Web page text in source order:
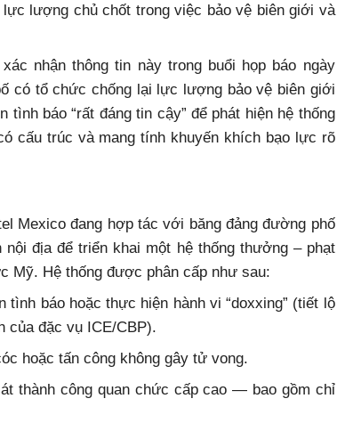
lượng chủ chốt trong việc bảo vệ biên giới và
nhận thông tin này trong buổi họp báo ngày
có tổ chức chống lại lực lượng bảo vệ biên giới
báo “rất đáng tin cậy” để phát hiện hệ thống
cấu trúc và mang tính khuyến khích bạo lực rõ
Mexico đang hợp tác với băng đảng đường phố
địa để triển khai một hệ thống thưởng – phạt
Mỹ. Hệ thống được phân cấp như sau:
tình báo hoặc thực hiện hành vi “doxxing” (tiết lộ
của đặc vụ ICE/CBP).
hoặc tấn công không gây tử vong.
thành công quan chức cấp cao — bao gồm chỉ